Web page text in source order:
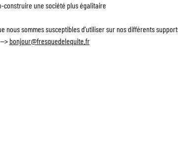
construire une société plus égalitaire
nous sommes susceptibles d'utiliser sur nos différents
> bonjour@fresquedelequite.fr